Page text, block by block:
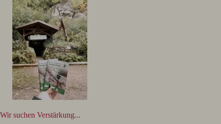
Wir suchen Verstärkung...